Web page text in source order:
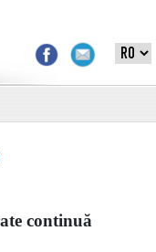
continuă